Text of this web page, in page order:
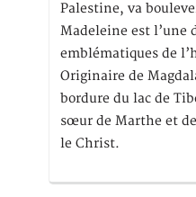
Palestine, va
Madeleine est l’une
emblématiques de
Originaire de
bordure du lac de
sœur de Marthe et
le Christ.